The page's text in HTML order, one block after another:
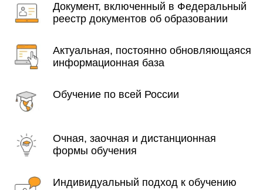
Документ, включенный в Федеральный
реестр документов об образовании
Актуальная, постоянно обновляющаяся
информационная база
Обучение по всей России
Очная, заочная и дистанционная
формы обучения
Индивидуальный подход к обучению